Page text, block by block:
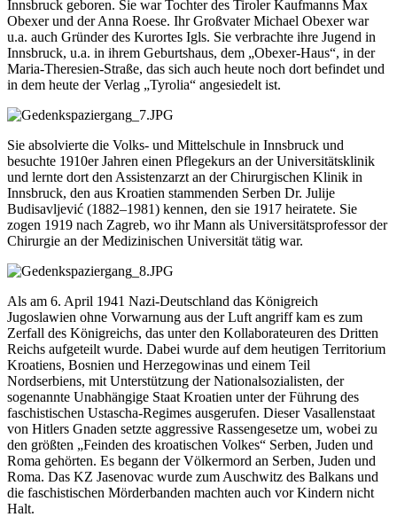
Innsbruck geboren. Sie war Tochter des Tiroler Kaufmanns Max
Obexer und der Anna Roese. Ihr Großvater Michael Obexer war
u.a. auch Gründer des Kurortes Igls. Sie verbrachte ihre Jugend in
Innsbruck, u.a. in ihrem Geburtshaus, dem „Obexer-Haus“, in der
Maria-Theresien-Straße, das sich auch heute noch dort befindet und
in dem heute der Verlag „Tyrolia“ angesiedelt ist.
Sie absolvierte die Volks- und Mittelschule in Innsbruck und
besuchte 1910er Jahren einen Pflegekurs an der Universitätsklinik
und lernte dort den Assistenzarzt an der Chirurgischen Klinik in
Innsbruck, den aus Kroatien stammenden Serben Dr. Julije
Budisavljević (1882–1981) kennen, den sie 1917 heiratete. Sie
zogen 1919 nach Zagreb, wo ihr Mann als Universitätsprofessor der
Chirurgie an der Medizinischen Universität tätig war.
Als am 6. April 1941 Nazi-Deutschland das Königreich
Jugoslawien ohne Vorwarnung aus der Luft angriff kam es zum
Zerfall des Königreichs, das unter den Kollaborateuren des Dritten
Reichs aufgeteilt wurde. Dabei wurde auf dem heutigen Territorium
Kroatiens, Bosnien und Herzegowinas und einem Teil
Nordserbiens, mit Unterstützung der Nationalsozialisten, der
sogenannte Unabhängige Staat Kroatien unter der Führung des
faschistischen Ustascha-Regimes ausgerufen. Dieser Vasallenstaat
von Hitlers Gnaden setzte aggressive Rassengesetze um, wobei zu
den größten „Feinden des kroatischen Volkes“ Serben, Juden und
Roma gehörten. Es begann der Völkermord an Serben, Juden und
Roma. Das KZ Jasenovac wurde zum Auschwitz des Balkans und
die faschistischen Mörderbanden machten auch vor Kindern nicht
Halt.